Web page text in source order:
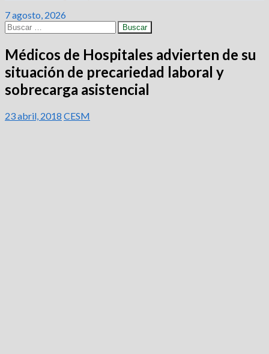
7 agosto, 2026
Buscar:
Médicos de Hospitales advierten de su
situación de precariedad laboral y
sobrecarga asistencial
23 abril, 2018 CESM